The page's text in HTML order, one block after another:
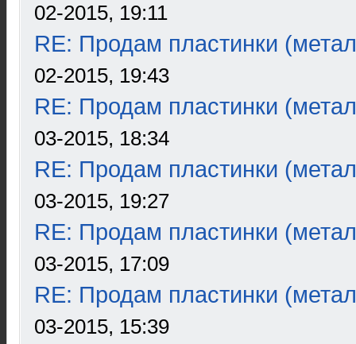
02-2015, 19:11
RE: Продам пластинки
02-2015, 19:43
RE: Продам пластинки
03-2015, 18:34
RE: Продам пластинки
03-2015, 19:27
RE: Продам пластинки
03-2015, 17:09
RE: Продам пластинки
03-2015, 15:39